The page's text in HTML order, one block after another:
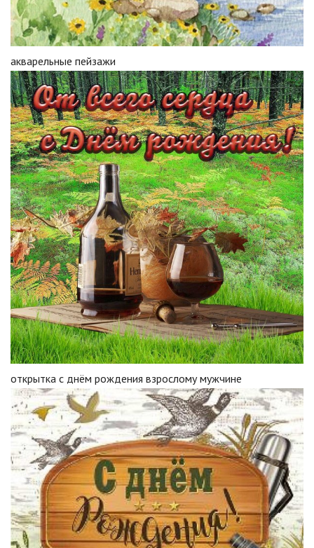
акварельные пейзажи
открытка с днём рождения взрослому мужчине